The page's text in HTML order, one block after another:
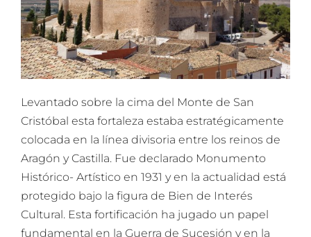
Levantado sobre la cima del Monte de San
Cristóbal esta fortaleza estaba estratégicamente
colocada en la línea divisoria entre los reinos de
Aragón y Castilla. Fue declarado Monumento
Histórico- Artístico en 1931 y en la actualidad está
protegido bajo la figura de Bien de Interés
Cultural. Esta fortificación ha jugado un papel
fundamental en la Guerra de Sucesión y en la